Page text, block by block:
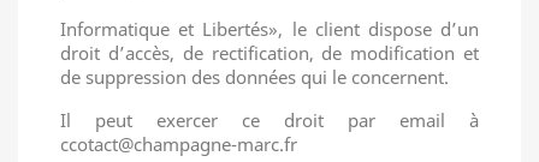
Informatique et Libertés», le client dispose d’un
droit d’accès, de rectification, de modification et
de suppression des données qui le concernent.
Il peut exercer ce droit par email à
ccotact@champagne-marc.fr